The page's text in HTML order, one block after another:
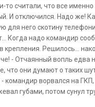
то считали, что все
И отключился. Надо же!
для него скотину
Когда надо командир
крепления. Решилось...
- Отчаянный вопль едва
что они думают о таких
командир ворвался на
губами, потом сунул